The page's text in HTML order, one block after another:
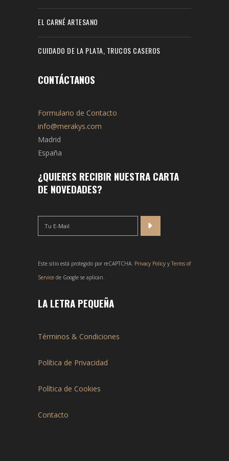
EL CARNÉ ARTESANO
CUIDADO DE LA PLATA, TRUCOS CASEROS
CONTÁCTANOS
Formulario de Contacto
info@merakys.com
Madrid
España
¿QUIERES RECIBIR NUESTRA CARTA
DE NOVEDADES?
Este sitio está protegido por reCAPTCHA. Privacy Policy y Terms of
Service de Google se aplican.
LA LETRA PEQUEÑA
Términos & Condiciones
Política de Privacidad
Política de Cookies
Contacto